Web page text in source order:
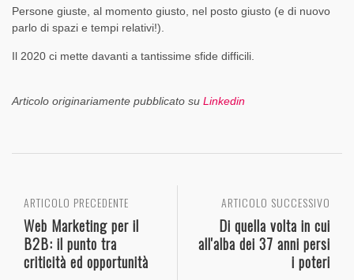
Persone giuste, al momento giusto, nel posto giusto (e di nuovo
parlo di spazi e tempi relativi!).
Il 2020 ci mette davanti a tantissime sfide difficili.
Articolo originariamente pubblicato su Linkedin
ARTICOLO SUCCESSIVO
Di quella volta in cui
all'alba dei 37 anni persi
i poteri
ARTICOLO PRECEDENTE
Web Marketing per il
B2B: il punto tra
criticità ed opportunità